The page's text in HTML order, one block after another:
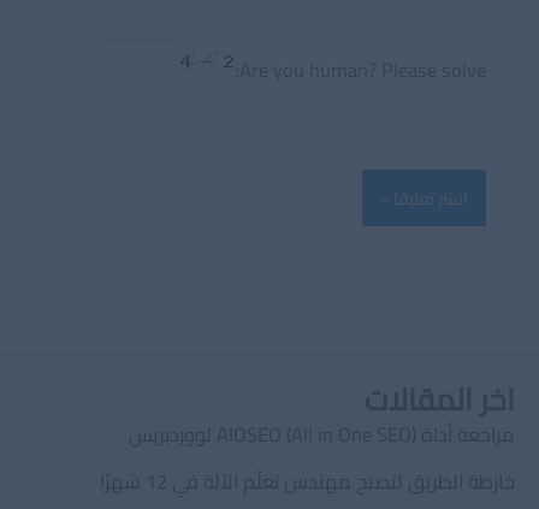
مراجعة أداة AIOSEO (All in One SEO) لووردبريس
خارطة الطريق لتصبح مهندس تعلّم الآلة في 12 شهرًا